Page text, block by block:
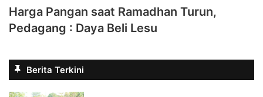
Harga Pangan saat Ramadhan Turun,
Pedagang : Daya Beli Lesu
Berita Terkini